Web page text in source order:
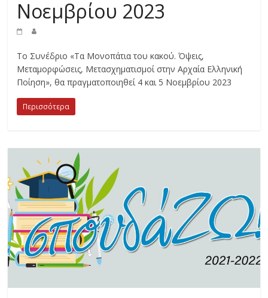
Νοεμβρίου 2023
Το Συνέδριο «Τα Μονοπάτια του κακού. Όψεις,
Μεταμορφώσεις, Μετασχηματισμοί στην Αρχαία Ελληνική
Ποίηση», θα πραγματοποιηθεί 4 και 5 Νοεμβρίου 2023
Περισσότερα